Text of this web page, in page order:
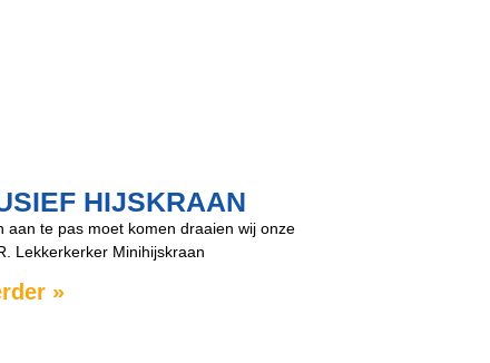
HIJSKRAAN
te pas moet komen draaien wij onze
Lekkerkerker Minihijskraan
»